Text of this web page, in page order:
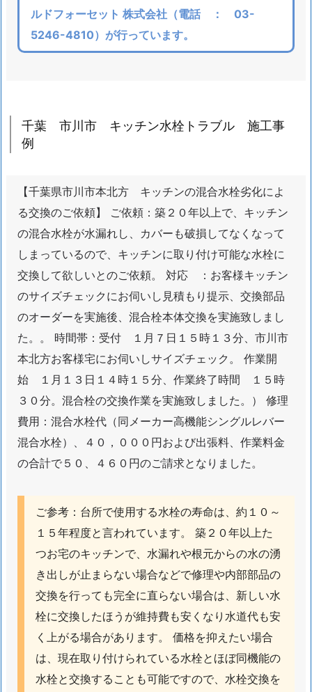
レ
7.
3.
市
富
浜
焼
き
肉
店
夜
の
ト
イ
ま
り
緊
急
対
千
葉
ルドフォーセット 株式会社（電話 ： 03-
5246-4810）が行っています。
千葉 市川市 キッチン水栓トラブル 施工事
例
【千葉県市川市本北方 キッチンの混合水栓劣化によ
る交換のご依頼】 ご依頼：築２０年以上で、キッチン
の混合水栓が水漏れし、カバーも破損してなくなって
しまっているので、キッチンに取り付け可能な水栓に
交換して欲しいとのご依頼。 対応 ：お客様キッチン
のサイズチェックにお伺いし見積もり提示、交換部品
のオーダーを実施後、混合栓本体交換を実施致しまし
た。。 時間帯：受付 １月７日１５時１３分、市川市
本北方お客様宅にお伺いしサイズチェック。 作業開
始 １月１３日１４時１５分、作業終了時間 １５時
３０分。混合栓の交換作業を実施致しました。） 修理
費用：混合水栓代（同メーカー高機能シングルレバー
混合水栓）、４０，０００円および出張料、作業料金
の合計で５０、４６０円のご請求となりました。
ご参考：台所で使用する水栓の寿命は、約１０～
１５年程度と言われています。 築２０年以上た
つお宅のキッチンで、水漏れや根元からの水の湧
き出しが止まらない場合などで修理や内部部品の
交換を行っても完全に直らない場合は、新しい水
栓に交換したほうが維持費も安くなり水道代も安
く上がる場合があります。 価格を抑えたい場合
は、現在取り付けられている水栓とほぼ同機能の
水栓と交換することも可能ですので、水栓交換を